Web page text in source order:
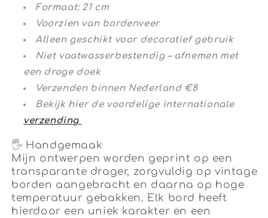
Formaat: 21 cm
Voorzien van bordenveer
Alleen geschikt voor decoratief gebruik
Niet vaatwasserbestendig – afnemen met
een droge doek
Verzenden binnen Nederland €8
Bekijk hier de voordelige internationale
verzending
🖐 Handgemaak
Mijn ontwerpen worden geprint op een
transparante drager, zorgvuldig op vintage
borden aangebracht en daarna op hoge
temperatuur gebakken. Elk bord heeft
hierdoor een uniek karakter en een